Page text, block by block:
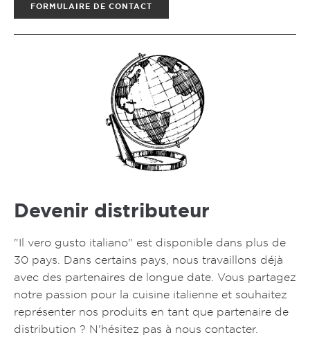
FORMULAIRE DE CONTACT
Devenir distributeur
"Il vero gusto italiano" est disponible dans plus de
30 pays. Dans certains pays, nous travaillons déjà
avec des partenaires de longue date. Vous partagez
notre passion pour la cuisine italienne et souhaitez
représenter nos produits en tant que partenaire de
distribution ? N'hésitez pas à nous contacter.